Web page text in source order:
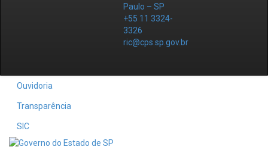
Paulo – SP
+55 11 3324-
3326
ric@cps.sp.gov.br
Ouvidoria
Transparência
SIC